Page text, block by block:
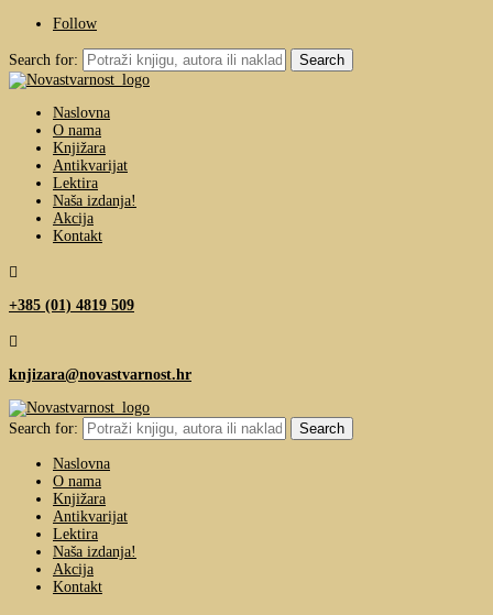
Follow
Search for:
Naslovna
O nama
Knjižara
Antikvarijat
Lektira
Naša izdanja!
Akcija
Kontakt

+385 (01) 4819 509

knjizara@novastvarnost.hr
Search for:
Naslovna
O nama
Knjižara
Antikvarijat
Lektira
Naša izdanja!
Akcija
Kontakt